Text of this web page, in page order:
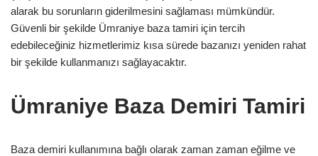
alarak bu sorunların giderilmesini sağlaması mümkündür.
Güvenli bir şekilde Ümraniye baza tamiri için tercih
edebileceğiniz hizmetlerimiz kısa sürede bazanızı yeniden rahat
bir şekilde kullanmanızı sağlayacaktır.
Ümraniye Baza Demiri Tamiri
Baza demiri kullanımına bağlı olarak zaman zaman eğilme ve